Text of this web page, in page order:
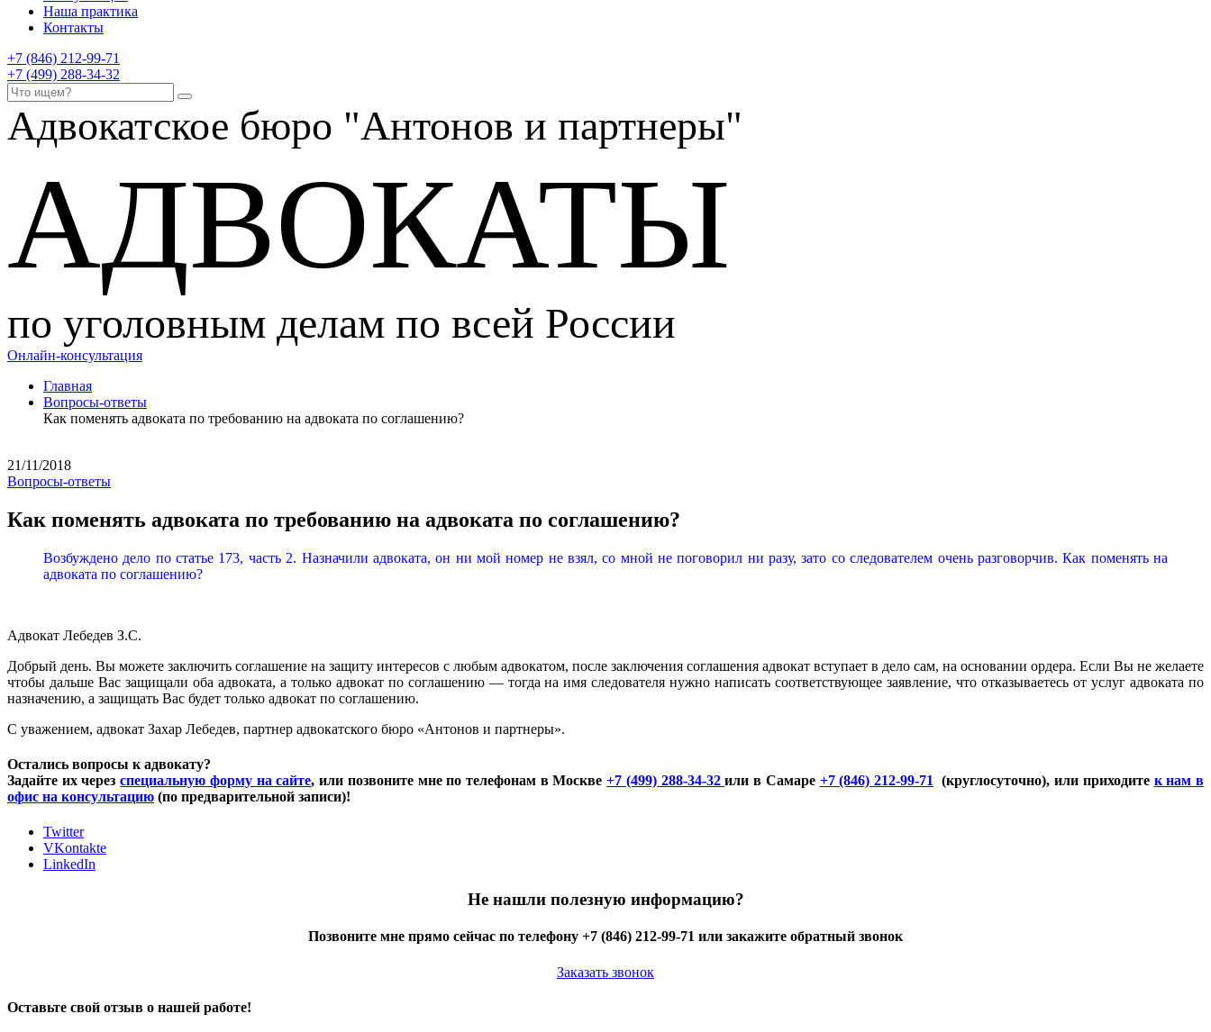
Наша практика
Контакты
+7 (846) 212-99-71
+7 (499) 288-34-32
Адвокатское бюро "Антонов и партнеры"
АДВОКАТЫ
по уголовным делам по всей России
Онлайн-консультация
Главная
Вопросы-ответы
Как поменять адвоката по требованию на адвоката по соглашению?
21/11/2018
Вопросы-ответы
Как поменять адвоката по требованию на адвоката по соглашению?
Возбуждено дело по статье 173, часть 2. Назначили адвоката, он ни мой номер не взял, со мной не поговорил ни разу, зато со следователем очень разговорчив. Как поменять на
адвоката по соглашению?
Адвокат Лебедев З.С.
Добрый день. Вы можете заключить соглашение на защиту интересов с любым адвокатом, после заключения соглашения адвокат вступает в дело сам, на основании ордера. Если Вы не желаете
чтобы дальше Вас защищали оба адвоката, а только адвокат по соглашению — тогда на имя следователя нужно написать соответствующее заявление, что отказываетесь от услуг адвоката по
назначению, а защищать Вас будет только адвокат по соглашению.
С уважением, адвокат Захар Лебедев, партнер адвокатского бюро «Антонов и партнеры».
Остались вопросы к адвокату?
Задайте их черезспециальную форму на сайте, или позвоните мне по телефонам в Москве+7 (499) 288-34-32или в Самаре +7 (846) 212-99-71 (круглосуточно), или приходите к нам в
офис на консультацию (по предварительной записи)!
Twitter
VKontakte
LinkedIn
Не нашли полезную информацию?
Позвоните мне прямо сейчас по телефону +7 (846) 212-99-71 или закажите обратный звонок
Заказать звонок
Оставьте свой отзыв о нашей работе!